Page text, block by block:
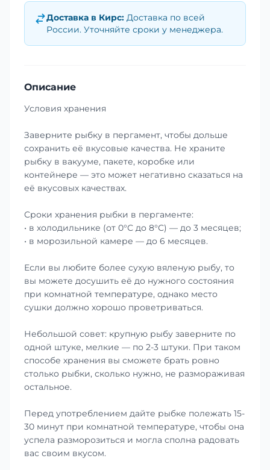
Доставка в Кирс: Доставка по всей
России. Уточняйте сроки у менеджера.
Описание
Условия хранения
Заверните рыбку в пергамент, чтобы дольше
сохранить её вкусовые качества. Не храните
рыбку в вакууме, пакете, коробке или
контейнере — это может негативно сказаться на
её вкусовых качествах.
Сроки хранения рыбки в пергаменте:
• в холодильнике (от 0°С до 8°С) — до 3 месяцев;
• в морозильной камере — до 6 месяцев.
Если вы любите более сухую вяленую рыбу, то
вы можете досушить её до нужного состояния
при комнатной температуре, однако место
сушки должно хорошо проветриваться.
Небольшой совет: крупную рыбу заверните по
одной штуке, мелкие — по 2-3 штуки. При таком
способе хранения вы сможете брать ровно
столько рыбки, сколько нужно, не размораживая
остальное.
Перед употреблением дайте рыбке полежать 15-
30 минут при комнатной температуре, чтобы она
успела разморозиться и могла сполна радовать
вас своим вкусом.